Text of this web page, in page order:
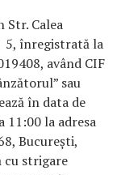
Str. Calea
5, înregistrată la
având CIF
sau
în data de
11:00 la adresa
București,
cu strigare